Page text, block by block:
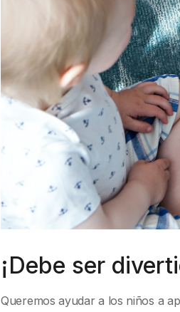
¡Debe ser
Queremos ayudar a los niños a